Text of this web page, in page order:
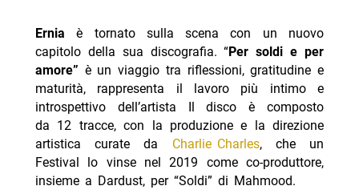
Ernia è tornato sulla scena con un nuovo
capitolo della sua discografia. “Per soldi e per
amore” è un viaggio tra riflessioni, gratitudine e
maturità, rappresenta il lavoro più intimo e
introspettivo dell’artista Il disco è composto
da 12 tracce, con la produzione e la direzione
artistica curate da Charlie Charles, che un
Festival lo vinse nel 2019 come co-produttore,
insieme a Dardust, per “Soldi” di Mahmood.